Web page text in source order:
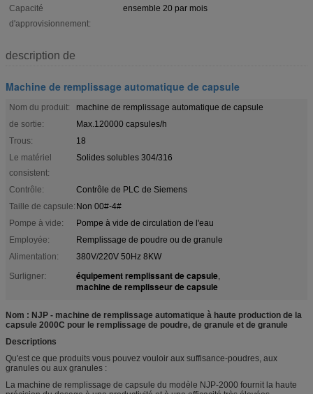
Capacité
d'approvisionnement:
ensemble 20 par mois
description de
Machine de remplissage automatique de capsule
Nom du produit:
machine de remplissage automatique de capsule
de sortie:
Max.120000 capsules/h
Trous:
18
Le matériel
consistent:
Solides solubles 304/316
Contrôle:
Contrôle de PLC de Siemens
Taille de capsule: Non 00#-4#
Pompe à vide:
Pompe à vide de circulation de l'eau
Employée:
Remplissage de poudre ou de granule
Alimentation:
380V/220V 50Hz 8KW
Surligner:
équipement remplissant de capsule,
machine de remplisseur de capsule
Nom : NJP - machine de remplissage automatique à haute production de la
capsule 2000C pour le remplissage de poudre, de granule et de granule
Descriptions
Qu'est ce que produits vous pouvez vouloir aux suffisance-poudres, aux
granules ou aux granules :
La machine de remplissage de capsule du modèle NJP-2000 fournit la haute